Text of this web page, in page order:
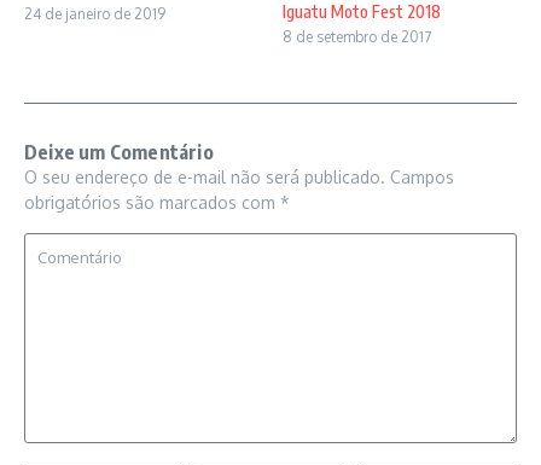
24 de janeiro de 2019 Iguatu Moto Fest 2018
8 de setembro de 2017
Deixe um Comentário
O seu endereço de e-mail não será publicado. Campos
obrigatórios são marcados com *